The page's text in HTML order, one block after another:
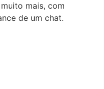
mais, com
de um chat.